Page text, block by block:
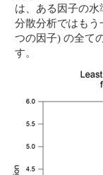
は、ある因子の
分散分析ではもう
つの因子) の全て
す。